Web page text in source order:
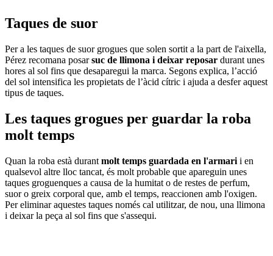
Taques de suor
Per a les taques de suor grogues que solen sortit a la part de l'aixella,
Pérez recomana posarsuc de llimona i deixar reposar durant unes
hores al sol fins que desaparegui la marca. Segons explica, l’acció
del sol intensifica les propietats de l’àcid cítric i ajuda a desfer aquest
tipus de taques.
Les taques grogues per guardar la roba
molt temps
Quan la roba està durant molt temps guardada en l'armari i en
qualsevol altre lloc tancat, és molt probable que apareguin unes
taques groguenques a causa de la humitat o de restes de perfum,
suor o greix corporal que, amb el temps, reaccionen amb l'oxigen.
Per eliminar aquestes taques només cal utilitzar, de nou, una llimona
i deixar la peça al sol fins que s'assequi.